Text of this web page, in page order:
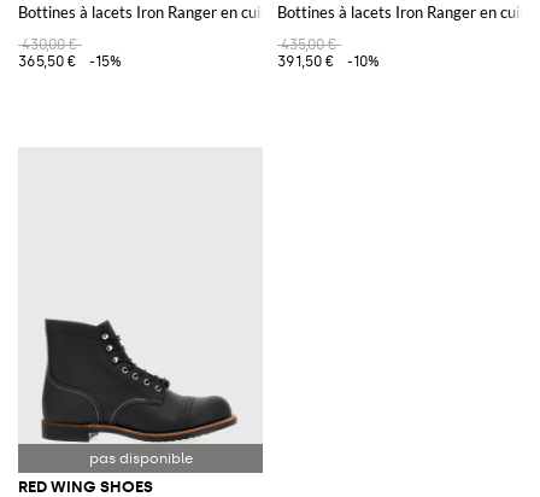
Bottines à lacets Iron Ranger en cuir lisse à bout rond
430,00 €
365,50 €
-15%
Bottines à lacets Iron Ranger en cuir
435,00 €
391,50 €
-10%
RED WING SHOES